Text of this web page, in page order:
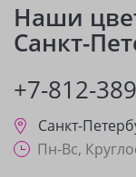
Наши
Санкт-
+7-812-
Санкт-
Пн-Вс,